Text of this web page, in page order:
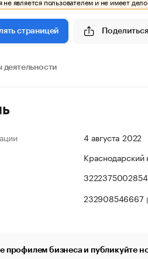
страницей Поделиться
деятельности
4 августа 2022
Краснодарский
232908546667
профилем бизнеса и публикуйте